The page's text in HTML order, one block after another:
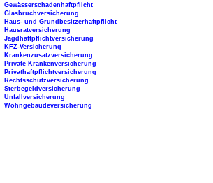
Gewässerschadenhaftpflicht
Glasbruchversicherung
Haus- und Grundbesitzerhaftpflicht
Hausratversicherung
Jagdhaftpflichtversicherung
KFZ-Versicherung
Krankenzusatzversicherung
Private Krankenversicherung
Privathaftpflichtversicherung
Rechtsschutzversicherung
Sterbegeldversicherung
Unfallversicherung
Wohngebäudeversicherung